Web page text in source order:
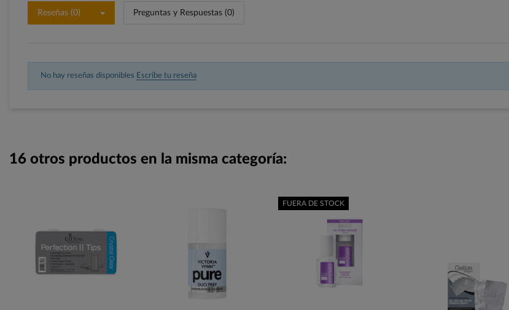
Reseñas (0) Preguntas y Respuestas (0)
No hay reseñas disponibles Escribe tu reseña
16 otros productos en la misma categoría:
FUERA DE STOCK